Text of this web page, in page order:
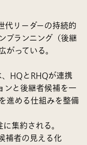
代リーダーの持続的
プランニング（後継
っている。
HQとRHQが連携
ンと後継者候補を一
進める仕組みを整備
集約される。
補者の見える化